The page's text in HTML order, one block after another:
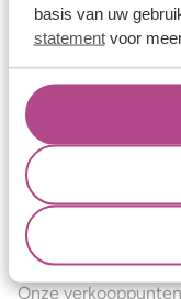
basis van uw
statementvoor
Certificaten
Blogs
Jouw voordelen
Conflictvrije
Oneindig veel
Kwaliteit
Juweliers &
Onze verkooppunten